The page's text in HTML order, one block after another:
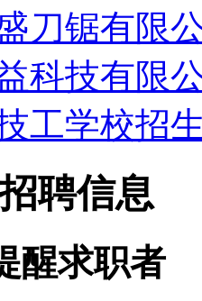
刀锯有限
科技有限
工学校招
聘信息
醒求职者